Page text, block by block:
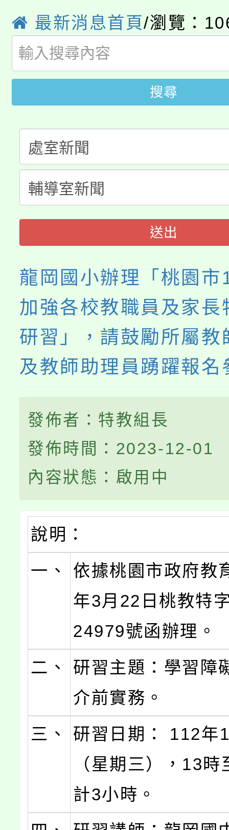
局官網。
8月14至27日，桃園電
開!
115年桃園市運動會8/
田徑場及游泳池舉行。
桃園市低收入戶享有免
視費優惠，中低收入戶
半價優惠，詳情可洽有
者。
大園自造教育及科技中
份教師增能研習
大溪自造教育及科技中
份教師研習
淨零綠生活教案入校路
會
115年食農教育專業人
程
最新消息首頁/瀏覽：
搜尋
送出
龍岡國小辦理「桃園
加強各校教職員及家長
研習」，請鼓勵所屬教
及教師助理員踴躍報名
發佈者：特教組長
發佈時間：2023-12-01
內容狀態：啟用中
說明：
一、
依據桃園市政府教
年3月22日桃教特
24979號函辦理。
二、
研習主題：學習障
介前實務。
三、
研習日期： 112年
（星期三），13
計3小時。